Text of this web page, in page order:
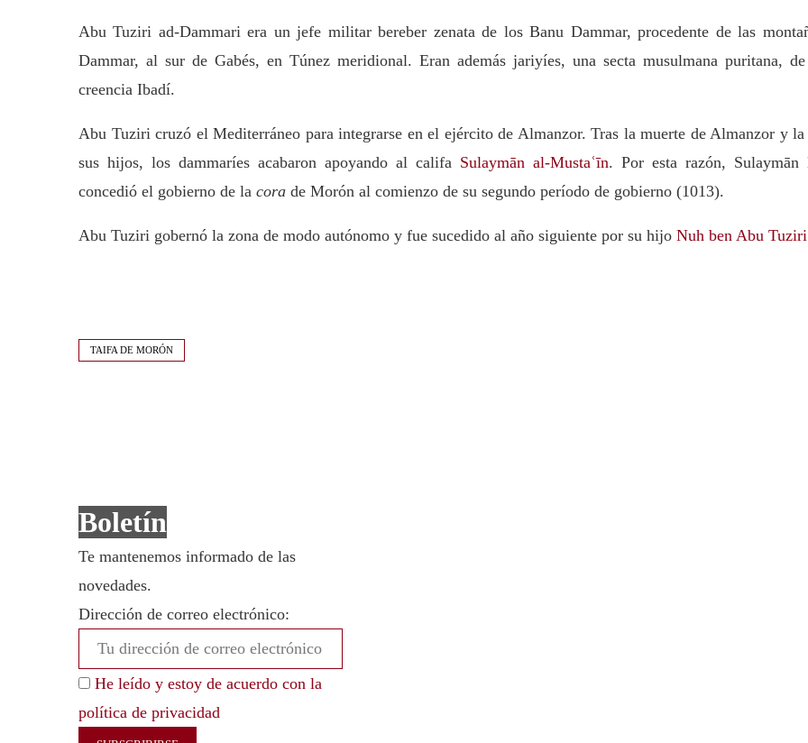
Abu Tuziri ad-Dammari era un jefe militar bereber zenata de los Banu Dammar, procedente de las
Dammar, al sur de Gabés, en Túnez meridional. Eran además jariyíes, una secta musulmana puritana,
creencia Ibadí.
Abu Tuziri cruzó el Mediterráneo para integrarse en el ejército de Almanzor. Tras la muerte de Almanzor y la
sus hijos, los dammaríes acabaron apoyando al califa Sulaymān al-Mustaʿīn. Por esta razón, Sulaymān
concedió el gobierno de la cora de Morón al comienzo de su segundo período de gobierno (1013).
Abu Tuziri gobernó la zona de modo autónomo y fue sucedido al año siguiente por su hijo Nuh ben Abu Tuziri
TAIFA DE MORÓN
Boletín
Te mantenemos informado de las
novedades.
Dirección de correo electrónico:
He leído y estoy de acuerdo con la
política de privacidad